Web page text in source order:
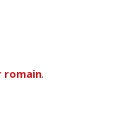
romain.